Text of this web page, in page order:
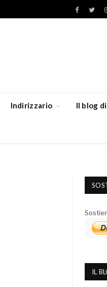
Facebook
Indirizzario Il blog
IL